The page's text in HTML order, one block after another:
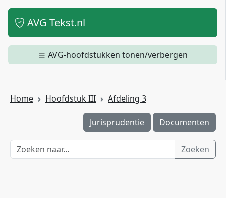
AVG Tekst.nl
AVG-hoofdstukken tonen/verbergen
Home Hoofdstuk III Afdeling 3
Jurisprudentie Documenten
Zoeken